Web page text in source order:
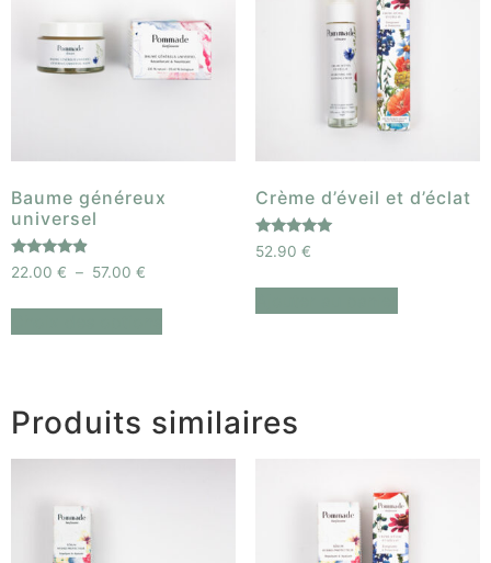
Baume généreux
universel
Note
4.67
22.00 € – 57.00 €
Crème d’éveil et d’éclat
Note
5.00
52.90 €
Produits similaires